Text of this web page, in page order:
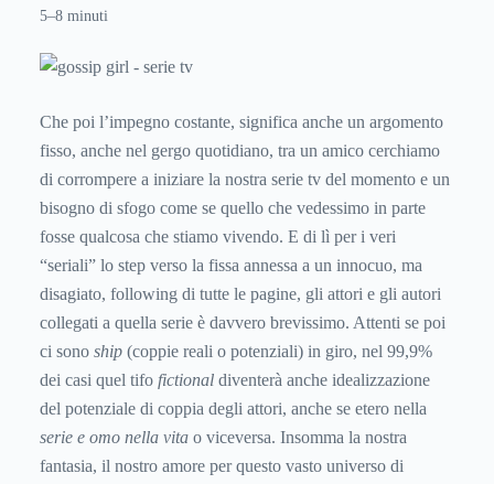
abbastanza velocemente, avremmo sicuramente per 3 o 4
5–8 minuti
Che poi l’impegno costante, significa anche un argomento
fisso, anche nel gergo quotidiano, tra un amico cerchiamo
di corrompere a iniziare la nostra serie tv del momento e un
bisogno di sfogo come se quello che vedessimo in parte
fosse qualcosa che stiamo vivendo. E di lì per i veri
“seriali” lo step verso la fissa annessa a un innocuo, ma
disagiato, following di tutte le pagine, gli attori e gli autori
collegati a quella serie è davvero brevissimo. Attenti se poi
ci sono ship (coppie reali o potenziali) in giro, nel 99,9%
dei casi quel tifo fictional diventerà anche idealizzazione
del potenziale di coppia degli attori, anche se etero nella
serie e omo nella vita o viceversa. Insomma la nostra
fantasia, il nostro amore per questo vasto universo di